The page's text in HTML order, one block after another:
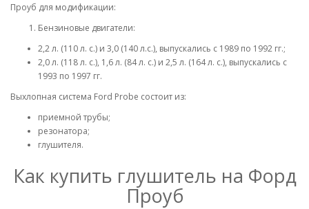
Проуб для модификации:
Бензиновые двигатели:
2,2 л. (110 л. с.) и 3,0 (140 л.с.), выпускались с 1989 по 1992 гг.;
2,0 л. (118 л. с.), 1,6 л. (84 л. с.) и 2,5 л. (164 л. с.), выпускались с
1993 по 1997 гг.
Выхлопная система Ford Probe состоит из:
приемной трубы;
резонатора;
глушителя.
Как купить глушитель на Форд
Проуб